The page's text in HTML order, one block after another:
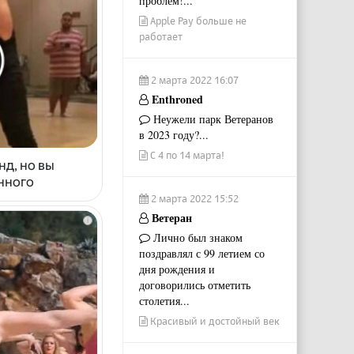
но вы
i
Apple Pay больше не
работает
2 марта 2022 16:07
Enthroned
Неужели парк Ветеранов
в 2023 году?...
С 4 по 14 марта!
2 марта 2022 15:52
Ветеран
Лично был знаком
поздравлял с 99 летием со
дня рождения и
договорились отметить
столетия...
Красивый и достойный век